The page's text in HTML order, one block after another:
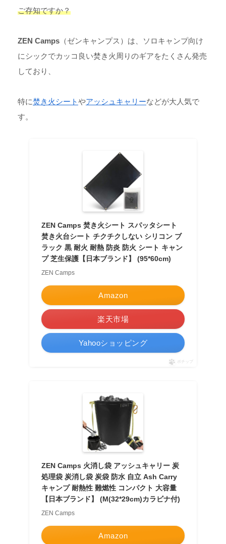
ご存知ですか？
ZEN Camps （ゼンキャンプス）は、ソロキャンプ向け
にシックでカッコ良い焚き火周りのギアをたくさん発売
しており、
特に焚き火シートやアッシュキャリーなどが大人気で
す。
ZEN Camps 焚き火シート スパッタシート
焚き火台シート チクチクしない シリコン ブ
ラック 黒 耐火 耐熱 防炎 防火 シート キャン
プ 芝生保護【日本ブランド】 (95*60cm)
ZEN Camps
Amazon
楽天市場
Yahooショッピング
ポチップ
ZEN Camps 火消し袋 アッシュキャリー 炭
処理袋 炭消し袋 炭袋 防水 自立 Ash Carry
キャンプ 耐熱性 難燃性 コンパクト 大容量
【日本ブランド】 (M(32*29cm)カラビナ付)
ZEN Camps
Amazon